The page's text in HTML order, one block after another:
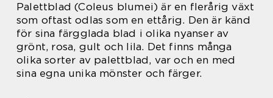
Palettblad (Coleus blumei) är en flerårig växt
som oftast odlas som en ettårig. Den är känd
för sina färgglada blad i olika nyanser av
grönt, rosa, gult och lila. Det finns många
olika sorter av palettblad, var och en med
sina egna unika mönster och färger.